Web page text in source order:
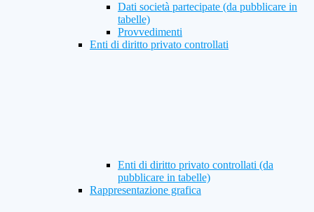
Dati società partecipate (da pubblicare in
tabelle)
Provvedimenti
Enti di diritto privato controllati
Enti di diritto privato controllati (da
pubblicare in tabelle)
Rappresentazione grafica